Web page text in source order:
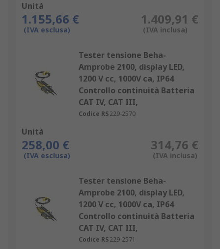
Unità
1.155,66 €
(IVA esclusa)
1.409,91 €
(IVA inclusa)
Tester tensione Beha-
Amprobe 2100, display LED,
1200 V cc, 1000V ca, IP64
Controllo continuità Batteria
CAT IV, CAT III,
Codice RS229-2570
Unità
258,00 €
(IVA esclusa)
314,76 €
(IVA inclusa)
Tester tensione Beha-
Amprobe 2100, display LED,
1200 V cc, 1000V ca, IP64
Controllo continuità Batteria
CAT IV, CAT III,
Codice RS229-2571